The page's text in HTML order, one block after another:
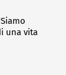
una vita